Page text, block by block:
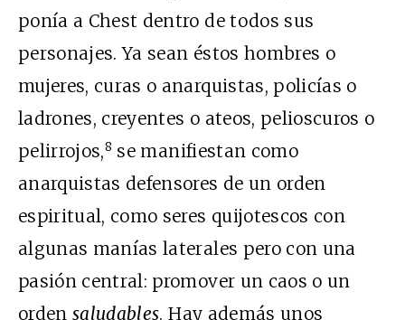
ponía a Chest dentro de todos sus
personajes. Ya sean éstos hombres o
mujeres, curas o anarquistas, policías o
ladrones, creyentes o ateos, pelioscuros o
pelirrojos,8 se manifiestan como
anarquistas defensores de un orden
espiritual, como seres quijotescos con
algunas manías laterales pero con una
pasión central: promover un caos o un
ordensaludables. Hay además unos